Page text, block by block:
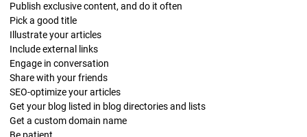
Publish exclusive content, and do it often
Pick a good title
Illustrate your articles
Include external links
Engage in conversation
Share with your friends
SEO-optimize your articles
Get your blog listed in blog directories and lists
Get a custom domain name